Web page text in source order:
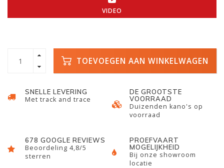
VIDEO
TOEVOEGEN AAN WINKELWAGEN
SNELLE LEVERING
Met track and trace
DE GROOTSTE
VOORRAAD
Duizenden kano's op
voorraad
678 GOOGLE REVIEWS
Beoordeling 4,8/5
sterren
PROEFVAART
MOGELIJKHEID
Bij onze showroom
locatie